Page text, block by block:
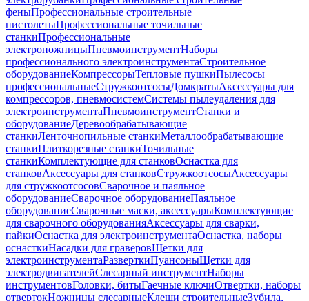
феныПрофессиональные строительные
пистолетыПрофессиональные точильные
станкиПрофессиональные
электроножницыПневмоинструментНаборы
профессионального электроинструментаСтроительное
оборудованиеКомпрессорыТепловые пушкиПылесосы
профессиональныеСтружкоотсосыДомкратыАксессуары для
компрессоров, пневмосистемСистемы пылеудаления для
электроинструментаПневмоинструментСтанки и
оборудованиеДеревообрабатывающие
станкиЛенточнопильные станкиМеталлообрабатывающие
станкиПлиткорезные станкиТочильные
станкиКомплектующие для станковОснастка для
станковАксессуары для станковСтружкоотсосыАксессуары
для стружкоотсосовСварочное и паяльное
оборудованиеСварочное оборудованиеПаяльное
оборудованиеСварочные маски, аксессуарыКомплектующие
для сварочного оборудованияАксессуары для сварки,
пайкиОснастка для электроинструментаОснастка, наборы
оснасткиНасадки для граверовЩетки для
электроинструментаРазверткиПуансоныЩетки для
электродвигателейСлесарный инструментНаборы
инструментовГоловки, битыГаечные ключиОтвертки, наборы
отвертокНожницы слесарныеКлещи строительныеЗубила,